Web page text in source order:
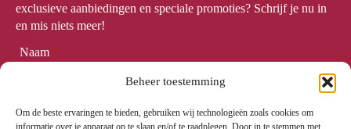
Beheer toestemming
Om de beste ervaringen te bieden, gebruiken wij technologieën zoals cookies om
informatie over je apparaat op te slaan en/of te raadplegen. Door in te stemmen met
exclusieve aanbiedingen en speciale promoties? Schrijf je nu in
en mis niets meer!
Naam *
Email *